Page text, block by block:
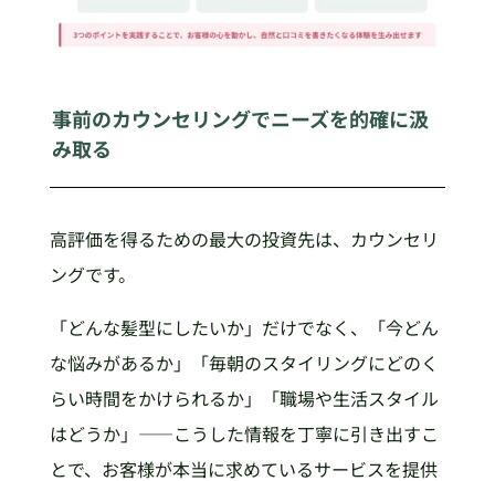
事前のカウンセリングでニーズを的確に汲
み取る
高評価を得るための最大の投資先は、カウンセリ
ングです。
「どんな髪型にしたいか」だけでなく、「今どん
な悩みがあるか」「毎朝のスタイリングにどのく
らい時間をかけられるか」「職場や生活スタイル
はどうか」——こうした情報を丁寧に引き出すこ
とで、お客様が本当に求めているサービスを提供